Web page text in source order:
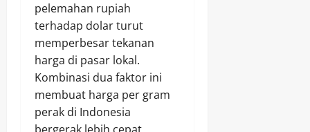
pelemahan rupiah
terhadap dolar turut
memperbesar tekanan
harga di pasar lokal.
Kombinasi dua faktor ini
membuat harga per gram
perak di Indonesia